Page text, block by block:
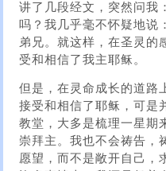
讲了几段经文，突然问我
吗？我几乎毫不怀疑地说
弟兄。就这样，在圣灵的
受和相信了我主耶稣。
但是，在灵命成长的道路
接受和相信了耶稣，可是
教堂，大多是梳理一星期
崇拜主。我也不会祷告，
愿望，而不是敞开自己，